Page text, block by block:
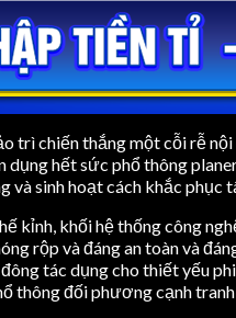
trì chiến thắng một cỗi rễ
dụng hết sức phổ thông
và sinh hoạt cách khắc phục
kỉnh, khối hệ thống công
rộp và đáng an toàn và
tác dụng cho thiết yếu
thông đối phương cạnh